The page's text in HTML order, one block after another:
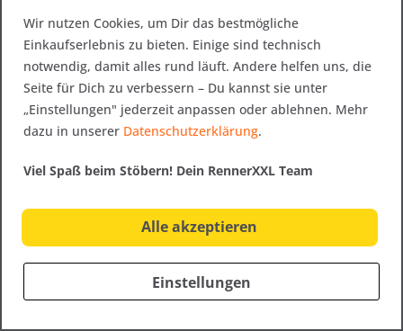
SALE
Bestseller
Art.-Nr. 24636
Jako Damen
Kurzgrößen und
Linea Primero Cosima
3/4 Wander-
Funktionshose...
Wir nutzen Cookies, um Dir das bestmögliche
Einkaufserlebnis zu bieten. Einige sind technisch
notwendig, damit alles rund läuft. Andere helfen uns, die
Seite für Dich zu verbessern – Du kannst sie unter
„Einstellungen" jederzeit anpassen oder ablehnen. Mehr
dazu in unserer Datenschutzerklärung.
Viel Spaß beim Stöbern! Dein RennerXXL Team
Alle akzeptieren
Einstellungen